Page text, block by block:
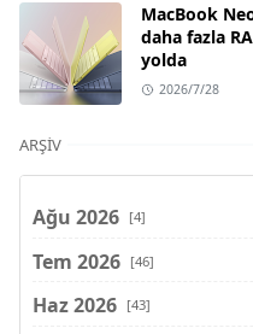
MacBook
daha fazla
yolda
2026/7/28
ARŞIV
Ağu 2026 [4]
Tem 2026 [46]
Haz 2026 [43]